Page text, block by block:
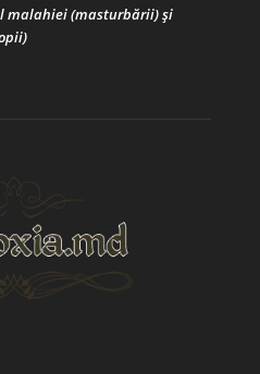
malahiei (masturbării) şi